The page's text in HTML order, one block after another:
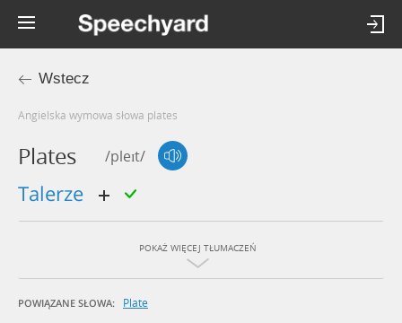
Wstecz
Angielska wymowa słowa plates
Plates /pleɪt/
talerze
POKAŻ WIĘCEJ TŁUMACZEŃ
POWIĄZANE SŁOWA: Plate